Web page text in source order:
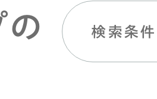
の
検索条